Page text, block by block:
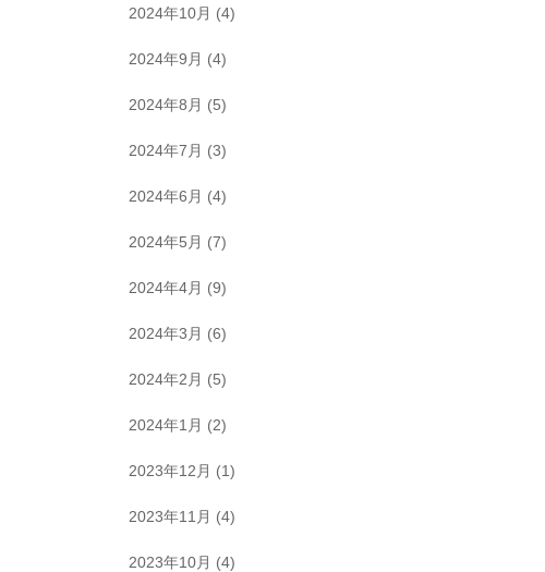
2024年10月 (4)
2024年9月 (4)
2024年8月 (5)
2024年7月 (3)
2024年6月 (4)
2024年5月 (7)
2024年4月 (9)
2024年3月 (6)
2024年2月 (5)
2024年1月 (2)
2023年12月 (1)
2023年11月 (4)
2023年10月 (4)